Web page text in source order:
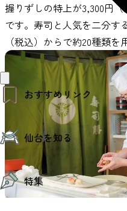
おすすめリンク
仙台夜時間
モデルコース
エリアガイド
お知らせ
お得なチケット
仙台を知る
仙台の魅力
エリアガイド
復興に向けて
特集
握りずしの特上が3,300円
です。寿司と人気を二分す
（税込）からで約20種類を